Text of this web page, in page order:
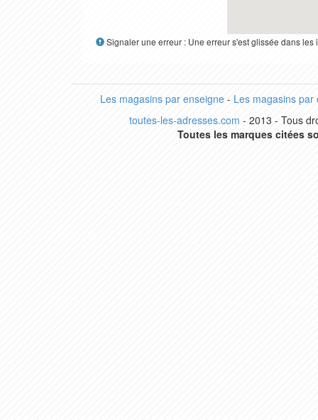
Signaler une erreur : Une erreur s'est glissée dans
Les magasins par enseigne- Les magasins par
toutes-les-adresses.com - 2013 - Tous
Toutes les marques citées